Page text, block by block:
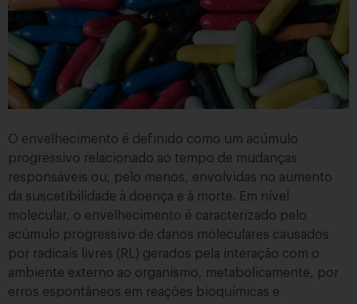
O envelhecimento é definido como um acúmulo
progressivo relacionado ao tempo de mudanças
responsáveis ou, pelo menos, envolvidas no aumento
da suscetibilidade à doença e à morte. Em nível
molecular, o envelhecimento é caracterizado pelo
acúmulo progressivo de danos moleculares causados ​​
por radicais livres (RL) gerados pela interação com o
ambiente externo ao organismo, metabolicamente, por
erros espontâneos em reações bioquímicas e